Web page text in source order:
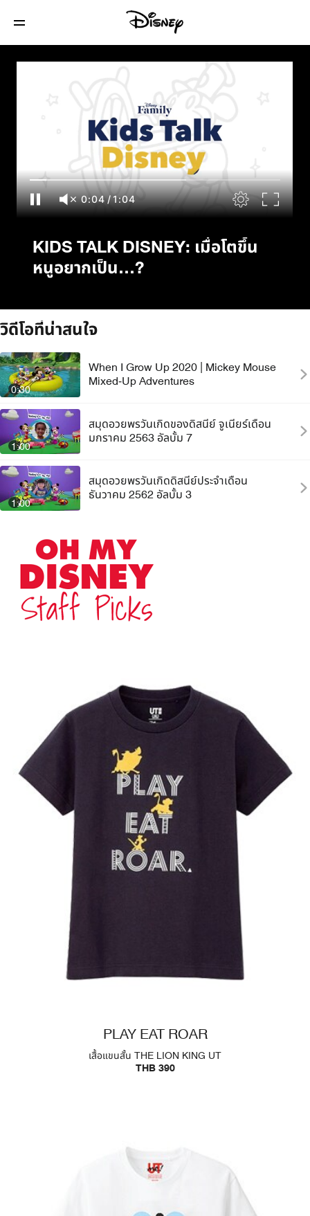
0:04/1:04
KIDS TALK DISNEY: เมื่อโตขึ้น
หนูอยากเป็น…?
วิดีโอที่น่าสนใจ
0:30
When I Grow Up 2020 | Mickey Mouse
Mixed-Up Adventures
1:00
สมุดอวยพรวันเกิดของดิสนีย์ จูเนียร์เดือน
มกราคม 2563 อัลบั้ม 7
1:00
สมุดอวยพรวันเกิดดิสนีย์ประจำเดือน
ธันวาคม 2562 อัลบั้ม 3
PLAY EAT ROAR
เสื้อแขนสั้น THE LION KING UT
THB 390